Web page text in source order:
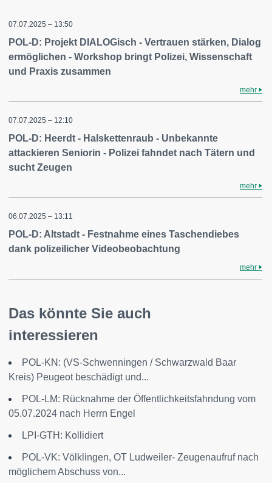
07.07.2025 – 13:50
POL-D: Projekt DIALOGisch - Vertrauen stärken, Dialog
ermöglichen - Workshop bringt Polizei, Wissenschaft
und Praxis zusammen
mehr
07.07.2025 – 12:10
POL-D: Heerdt - Halskettenraub - Unbekannte
attackieren Seniorin - Polizei fahndet nach Tätern und
sucht Zeugen
mehr
06.07.2025 – 13:11
POL-D: Altstadt - Festnahme eines Taschendiebes
dank polizeilicher Videobeobachtung
mehr
Das könnte Sie auch
interessieren
POL-KN: (VS-Schwenningen / Schwarzwald Baar
Kreis) Peugeot beschädigt und...
POL-LM: Rücknahme der Öffentlichkeitsfahndung vom
05.07.2024 nach Herrn Engel
LPI-GTH: Kollidiert
POL-VK: Völklingen, OT Ludweiler- Zeugenaufruf nach
möglichem Abschuss von...